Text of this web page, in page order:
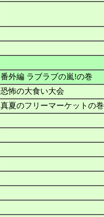
番外編 ラブラブの嵐!の巻
恐怖の大食い大会
真夏のフリーマーケットの巻